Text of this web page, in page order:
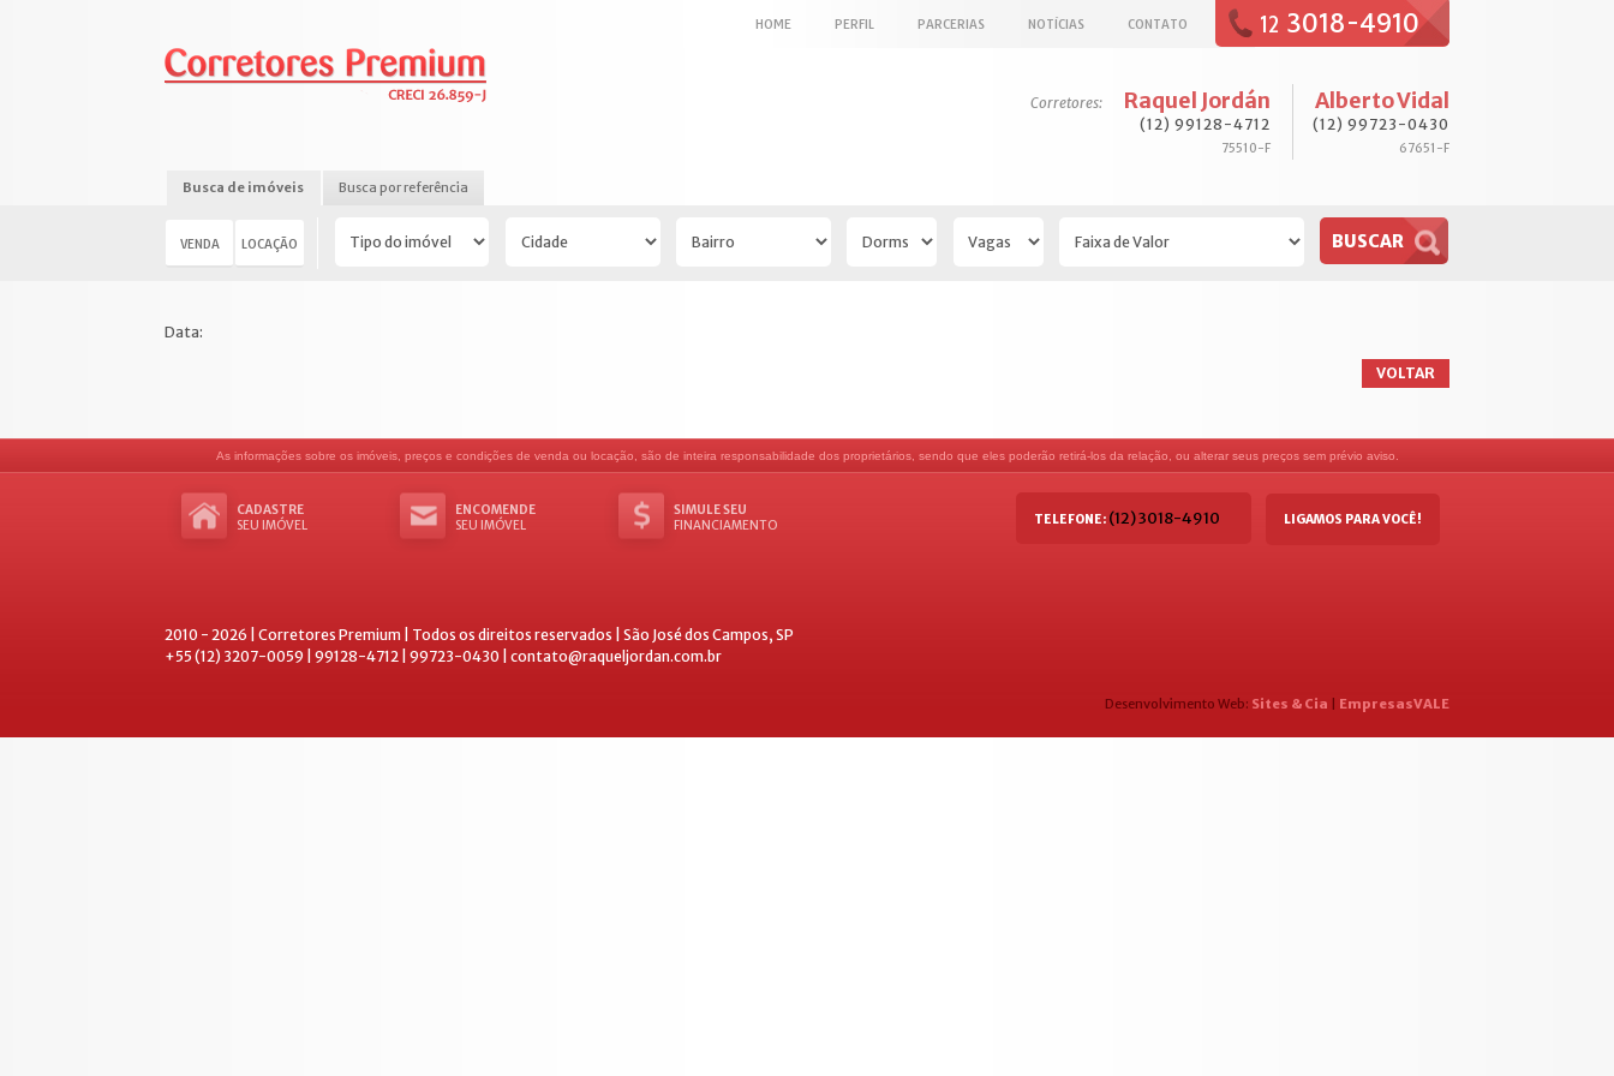
12 3018-4910
HOME PERFIL PARCERIAS NOTÍCIAS CONTATO
Corretores: Raquel Jordán
(12) 99128-4712
75510-F
Alberto Vidal
(12) 99723-0430
67651-F
Busca de imóveis Busca por referência
VENDA LOCAÇÃO
Data:
VOLTAR
As informações sobre os imóveis, preços e condições de venda ou locação, são de inteira responsabilidade dos proprietários, sendo que eles poderão retirá-los da relação, ou alterar seus preços sem prévio aviso.
CADASTRE
SEU IMÓVEL
ENCOMENDE
SEU IMÓVEL
SIMULE SEU
FINANCIAMENTO
TELEFONE: (12) 3018-4910 LIGAMOS PARA VOCÊ!
2010 - 2026 | Corretores Premium | Todos os direitos reservados | São José dos Campos, SP
+55 (12) 3207-0059 | 99128-4712 | 99723-0430 | contato@raqueljordan.com.br
Desenvolvimento Web: Sites & Cia EmpresasVALE